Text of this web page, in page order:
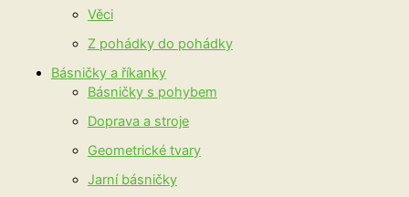
Věci
Z pohádky do pohádky
Básničky a říkanky
Básničky s pohybem
Doprava a stroje
Geometrické tvary
Jarní básničky